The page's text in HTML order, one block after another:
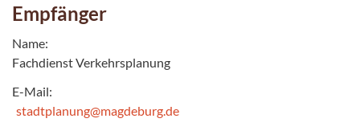
Empfänger
Name:
Fachdienst Verkehrsplanung
E-Mail:
stadtplanung@magdeburg.de